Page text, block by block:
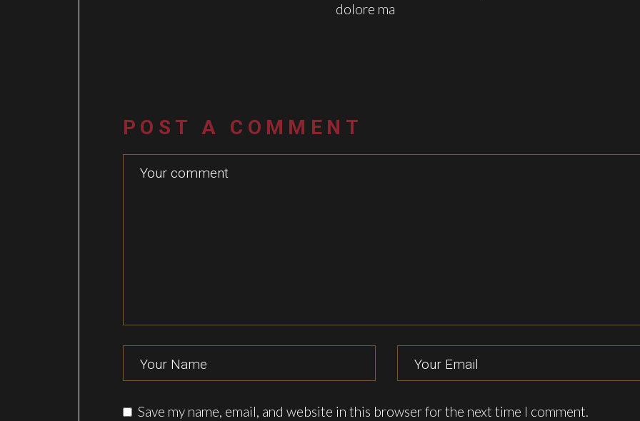
dolore ma
POST A COMMENT
Save my name, email, and website in this browser for the next time I comment.